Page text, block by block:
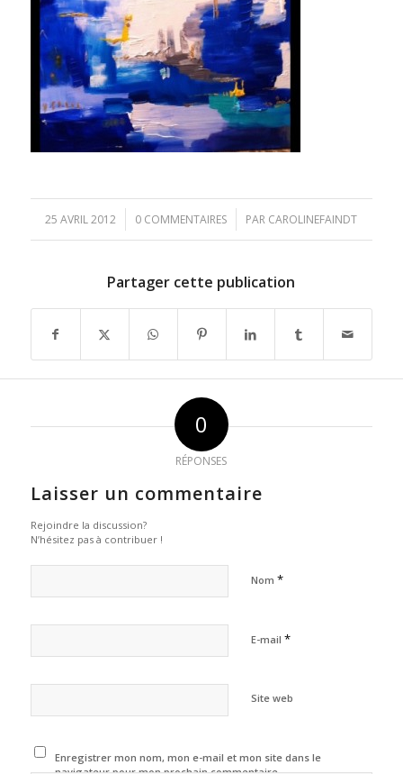
25 AVRIL 2012
/ 0 COMMENTAIRES
/ PAR CAROLINEFAINDT
Partager cette publication
0
RÉPONSES
Laisser un commentaire
Rejoindre la discussion?
N’hésitez pas à contribuer !
Nom *
E-mail *
Site web
Enregistrer mon nom, mon e-mail et mon site dans le